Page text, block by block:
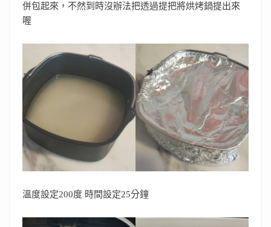
併包起來，不然到時沒辦法把透過提把將烘烤鍋提出來
喔
溫度設定200度 時間設定25分鐘